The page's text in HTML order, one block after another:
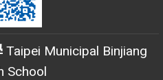
Taipei Municipal Binjiang
School